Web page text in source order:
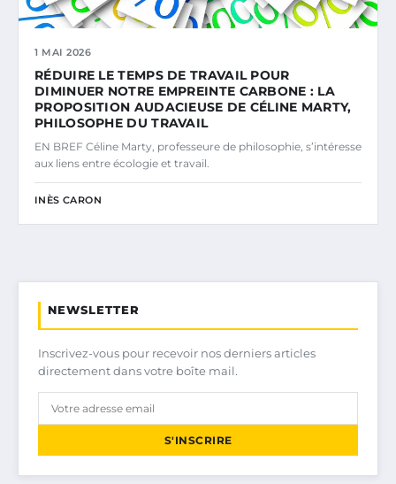
1 MAI 2026
RÉDUIRE LE TEMPS DE TRAVAIL POUR
DIMINUER NOTRE EMPREINTE CARBONE : LA
PROPOSITION AUDACIEUSE DE CÉLINE MARTY,
PHILOSOPHE DU TRAVAIL
EN BREF Céline Marty, professeure de philosophie, s’intéresse
aux liens entre écologie et travail.
INÈS CARON
NEWSLETTER
Inscrivez-vous pour recevoir nos derniers articles
directement dans votre boîte mail.
S'INSCRIRE